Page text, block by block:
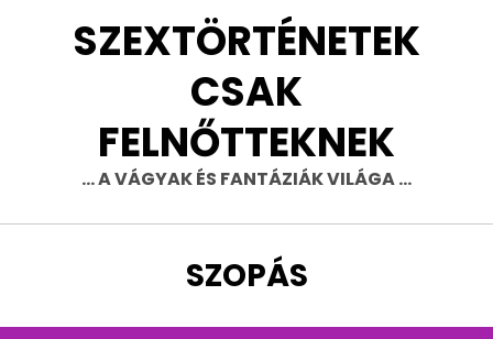
SZEXTÖRTÉNETEK
CSAK
FELNŐTTEKNEK
… A VÁGYAK ÉS FANTÁZIÁK VILÁGA …
CÍMKE
:
SZOPÁS